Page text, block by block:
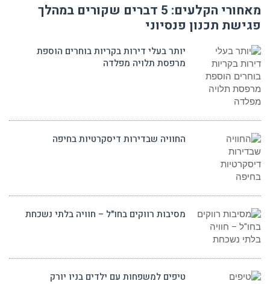
מאחורי הקלעים: 5 דברים שקורים במהלך
פגישת תכנון פנסיוני
יותר בעלי דירות בקריות בוחרים הוספת
מרפסת תלויה מפלדה
החוויה שבדירות דיסקרטיות בחיפה
מסיבות רווקים בחו"ל – חוויה בלתי נשכחת
טיפים למשפחות עם ילדים בניו יורק